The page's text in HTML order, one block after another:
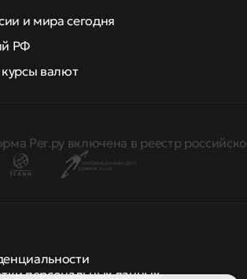
и мира сегодня
РФ
валют
Рег.ру включена в реестр
персональных данных